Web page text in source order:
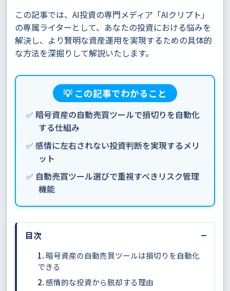
この記事では、AI投資の専門メディア「AIクリプト」
の専属ライターとして、あなたの投資における悩みを
解決し、より賢明な資産運用を実現するための具体的
な方法を深掘りして解説いたします。
💡 この記事でわかること
✅ 暗号資産の自動売買ツールで損切りを自動化
する仕組み
✅ 感情に左右されない投資判断を実現するメリ
ット
✅ 自動売買ツール選びで重視すべきリスク管理
機能
目次 −
暗号資産の自動売買ツールは損切りを自動化
できる
感情的な投資から脱却する理由